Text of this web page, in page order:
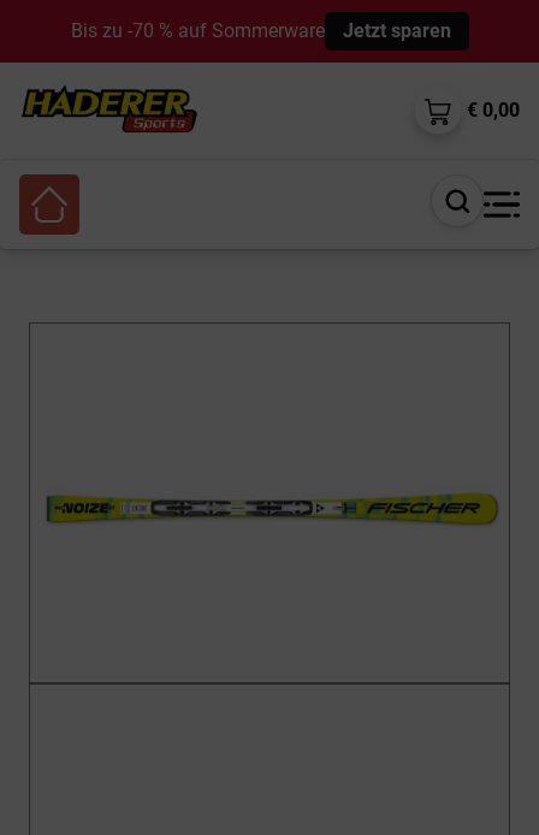
Bis zu -70 % auf Sommerware Jetzt sparen
€ 0,00
Suche